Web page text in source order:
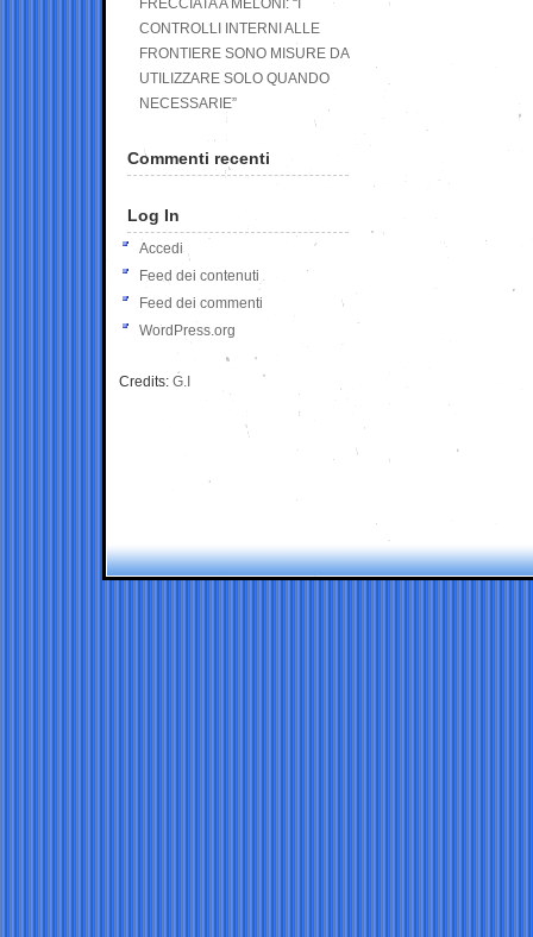
FRECCIATA A MELONI: “I
CONTROLLI INTERNI ALLE
FRONTIERE SONO MISURE DA
UTILIZZARE SOLO QUANDO
NECESSARIE”
Commenti recenti
Log In
Accedi
Feed dei contenuti
Feed dei commenti
WordPress.org
Credits: G.I